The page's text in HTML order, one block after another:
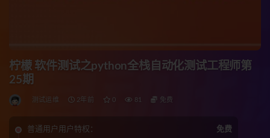
柠檬 软件测试之python全栈自动化测试工程师第
25期
测试运维 2年前 0 81 免费
普通用户用户特权： 免费